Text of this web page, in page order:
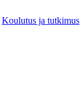
Koulutus ja tutkimus